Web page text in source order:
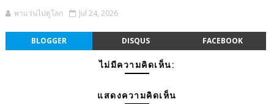
พาแว่นไปดูโลก Jul 24, 2026
BLOGGER DISQUS FACEBOOK
ไม่มีความคิดเห็น:
แสดงความคิดเห็น